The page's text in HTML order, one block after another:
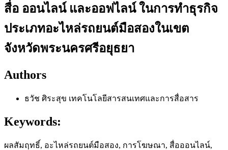
สื่อ ออนไลน์ และออฟไลน์ ในการทำธุรกิจ
ประเภทอะไหล่รถยนต์มือสองในเขต
จังหวัดพระนครศรีอยุธยา
Authors
ธวัช ศิระสุข เทคโนโลยีสารสนเทศและการสื่อสาร
Keywords:
ผลสัมฤทธิ์, อะไหล่รถยนต์มือสอง, การโฆษณา, สื่อออนไลน์,